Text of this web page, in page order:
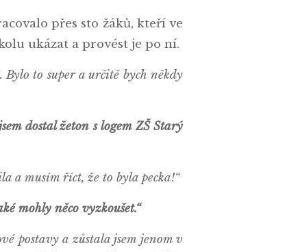
přes sto žáků, kteří ve
ukázat a provést je po ní.
to super a určitě bych někdy
dostal žeton s logem ZŠ Starý
a musím říct, že to byla pecka!“
mohly něco vyzkoušet.“
postavy a zůstala jsem jenom v